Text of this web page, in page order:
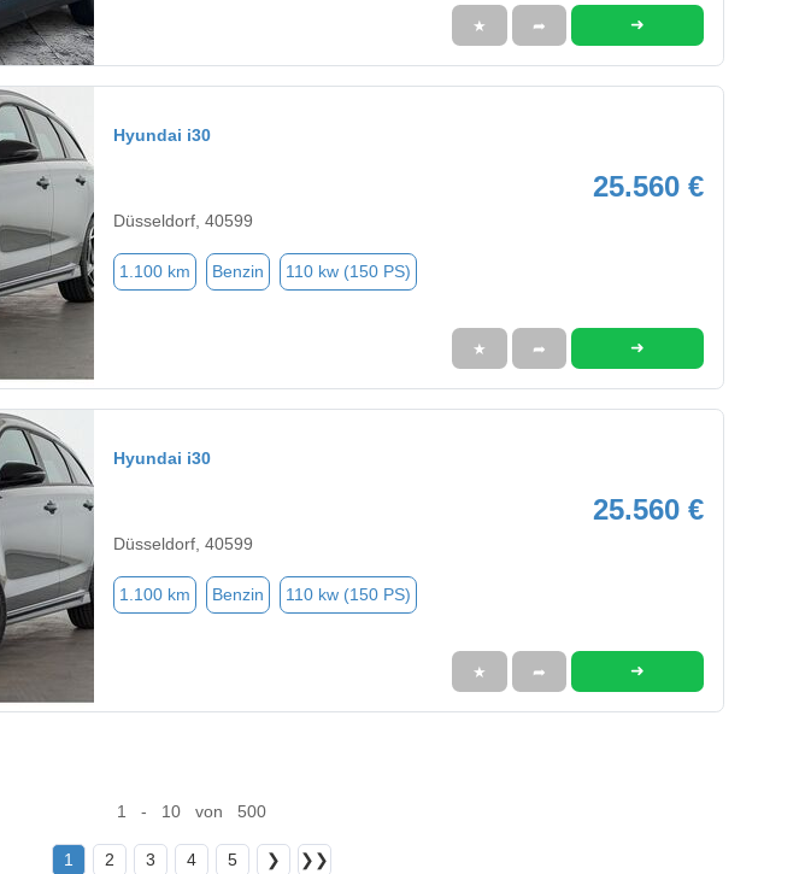
★ ➦ ➜
Hyundai i30
25.560 €
Düsseldorf, 40599
1.100 km Benzin 110 kw (150 PS)
★ ➦ ➜
Hyundai i30
25.560 €
Düsseldorf, 40599
1.100 km Benzin 110 kw (150 PS)
★ ➦ ➜
1 - 10 von 500
1 2 3 4 5 ❯ ❯❯